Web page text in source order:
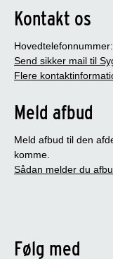
Kontakt os
Send sikker mail til
Flere
Meld afbud
Meld afbud til den
komme.
Sådan melder du
Følg med